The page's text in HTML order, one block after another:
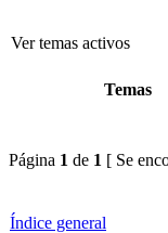
Ver temas activos
Temas
Página 1 de 1 [ Se
Índice general